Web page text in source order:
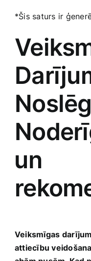
*Šis saturs ir‌
⁤un
Veiksmīgas⁤
attiecību